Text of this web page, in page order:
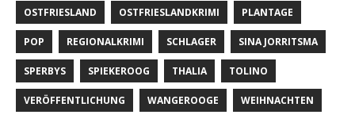
OSTFRIESLAND OSTFRIESLANDKRIMI PLANTAGE
POP REGIONALKRIMI SCHLAGER SINA JORRITSMA
SPERBYS SPIEKEROOG THALIA TOLINO
VERÖFFENTLICHUNG WANGEROOGE WEIHNACHTEN